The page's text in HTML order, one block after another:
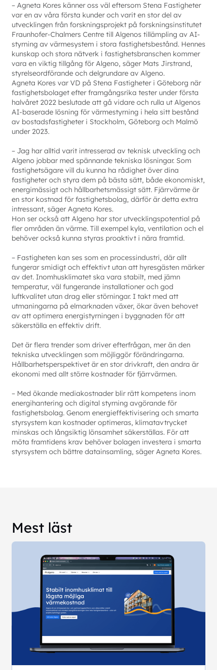
– Agneta Kores känner oss väl eftersom Stena Fastigheter
var en av våra första kunder och varit en stor del av
utvecklingen från forskningsprojekt på forskningsinstitutet
Fraunhofer-Chalmers Centre till Algenos tillämpling av AI-
styrning av värmesystem i stora fastighetsbestånd. Hennes
kunskap och stora nätverk i fastighetsbranschen kommer
vara en viktig tillgång för Algeno, säger Mats Jirstrand,
styrelseordförande och delgrundare av Algeno.
Agneta Kores var VD på Stena Fastigheter i Göteborg när
fastighetsbolaget efter framgångsrika tester under första
halvåret 2022 beslutade att gå vidare och rulla ut Algenos
AI-baserade lösning för värmestyrning i hela sitt bestånd
av bostadsfastigheter i Stockholm, Göteborg och Malmö
under 2023.
– Jag har alltid varit intresserad av teknisk utveckling och
Algeno jobbar med spännande tekniska lösningar. Som
fastighetsägare vill du kunna ha rådighet över dina
fastigheter och styra dem på bästa sätt, både ekonomiskt,
energimässigt och hållbarhetsmässigt sätt. Fjärrvärme är
en stor kostnad för fastighetsbolag, därför är detta extra
intressant, säger Agneta Kores.
Hon ser också att Algeno har stor utvecklingspotential på
fler områden än värme. Till exempel kyla, ventilation och el
behöver också kunna styras proaktivt i nära framtid.
– Fastigheten kan ses som en processindustri, där allt
fungerar smidigt och effektivt utan att hyresgästen märker
av det. Inomhusklimatet ska vara stabilt, med jämn
temperatur, väl fungerande installationer och god
luftkvalitet utan drag eller störningar. I takt med att
utmaningarna på elmarknaden växer, ökar även behovet
av att optimera energistyrningen i byggnaden för att
säkerställa en effektiv drift.
Det är flera trender som driver efterfrågan, mer än den
tekniska utvecklingen som möjliggör förändringarna.
Hållbarhetsperspektivet är en stor drivkraft, den andra är
ekonomi med allt större kostnader för fjärrvärmen.
– Med ökande mediakostnader blir rätt kompetens inom
energihantering och digital styrning avgörande för
fastighetsbolag. Genom energieffektivisering och smarta
styrsystem kan kostnader optimeras, klimatavtrycket
minskas och långsiktig lönsamhet säkerställas. För att
möta framtidens krav behöver bolagen investera i smarta
styrsystem och bättre datainsamling, säger Agneta Kores.
Mest läst